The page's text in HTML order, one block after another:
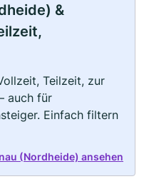
&
Teilzeit, zur
auch für
Einfach filtern
(Nordheide) ansehen